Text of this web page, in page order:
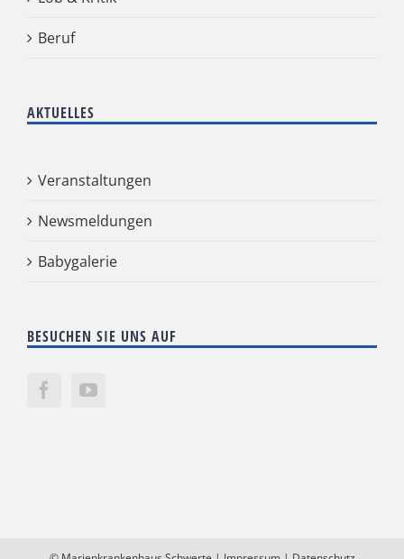
Beruf
AKTUELLES
Veranstaltungen
Newsmeldungen
Babygalerie
BESUCHEN SIE UNS AUF